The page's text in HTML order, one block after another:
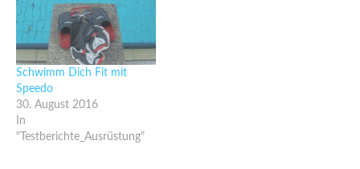
Schwimm Dich Fit mit
Speedo
30. August 2016
In
"Testberichte_Ausrüstung"